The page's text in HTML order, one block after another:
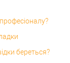
береться?